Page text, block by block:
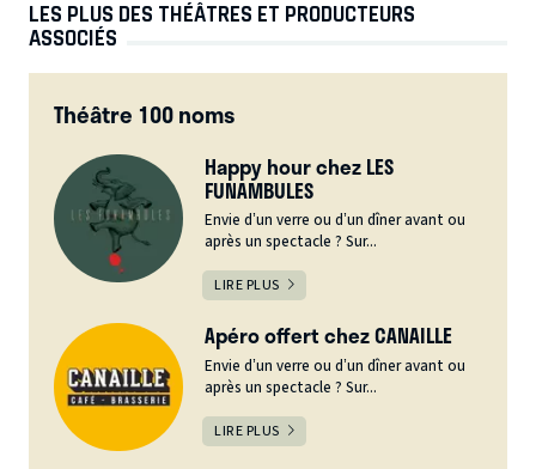
LES PLUS DES THÉÂTRES ET PRODUCTEURS
ASSOCIÉS
Théâtre 100 noms
Happy hour chez LES
FUNAMBULES
Envie d’un verre ou d’un dîner avant ou
après un spectacle ? Sur...
LIRE PLUS
Apéro offert chez CANAILLE
Envie d’un verre ou d’un dîner avant ou
après un spectacle ? Sur...
LIRE PLUS